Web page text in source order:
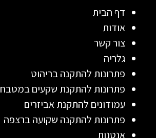
דף הבית
אודות
צור קשר
גלריה
פתרונות להתקנה בריהוט
פתרונות להתקנת שקעים במטבח
עמודונים להתקנת אביזרים
פתרונות להתקנה שקועה ברצפה
אנטנות